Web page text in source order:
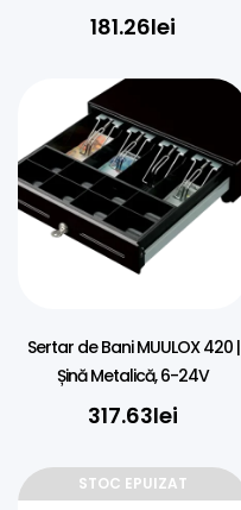
181.26lei
Sertar de Bani MUULOX 420 |
Șină Metalică, 6-24V
317.63lei
STOC EPUIZAT